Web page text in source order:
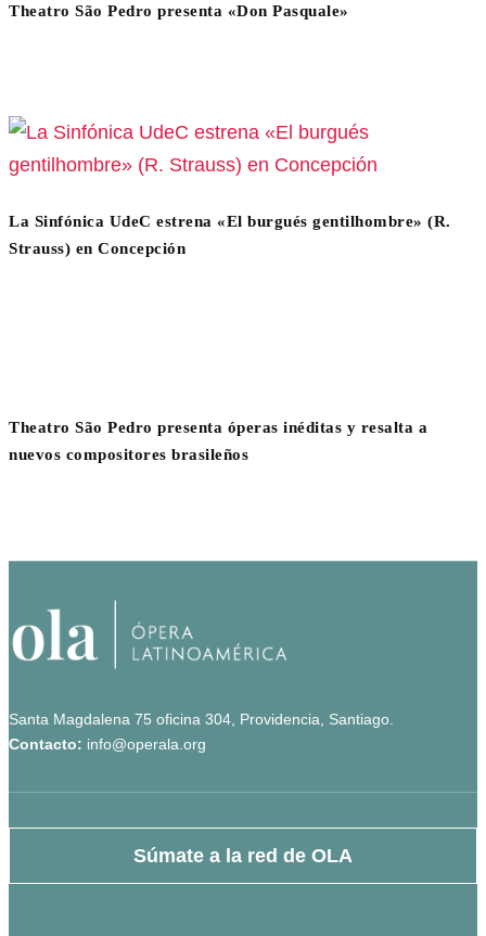
Theatro São Pedro presenta «Don Pasquale»
La Sinfónica UdeC estrena «El burgués gentilhombre» (R.
Strauss) en Concepción
Theatro São Pedro presenta óperas inéditas y resalta a
nuevos compositores brasileños
Santa Magdalena 75 oficina 304, Providencia, Santiago.
Contacto: info@operala.org
Súmate a la red de OLA